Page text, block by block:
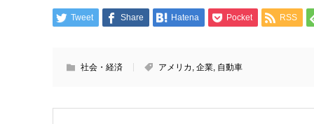
Tweet Share Hatena Pocket RSS
社会・経済 アメリカ 企業, 自動車